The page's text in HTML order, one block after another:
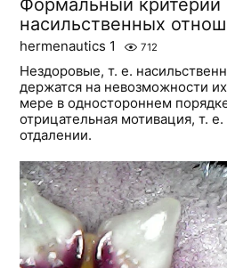
Формальный критерий
насильственных
hermenautics 1 712
Нездоровые, т. е.
держатся нa невозможности
мере в одностороннем
отрицательная мотивация, т.
отдалении.